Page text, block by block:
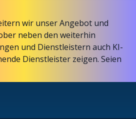
wir unser Angebot und
neben den weiterhin
und Dienstleistern auch KI-
Dienstleister zeigen. Seien